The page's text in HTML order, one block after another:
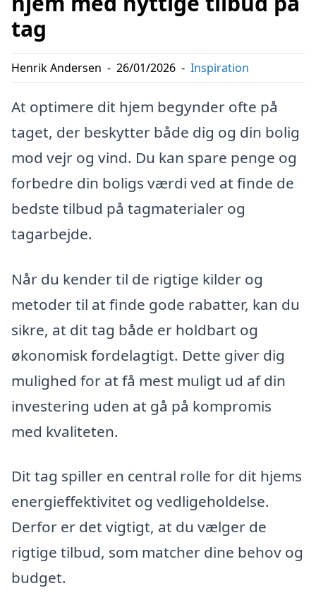
tag
Henrik Andersen - 26/01/2026 - Inspiration
At optimere dit hjem begynder ofte på
taget, der beskytter både dig og din bolig
mod vejr og vind. Du kan spare penge og
forbedre din boligs værdi ved at finde de
bedste tilbud på tagmaterialer og
tagarbejde.
Når du kender til de rigtige kilder og
metoder til at finde gode rabatter, kan du
sikre, at dit tag både er holdbart og
økonomisk fordelagtigt. Dette giver dig
mulighed for at få mest muligt ud af din
investering uden at gå på kompromis
med kvaliteten.
Dit tag spiller en central rolle for dit hjems
energieffektivitet og vedligeholdelse.
Derfor er det vigtigt, at du vælger de
rigtige tilbud, som matcher dine behov og
budget.